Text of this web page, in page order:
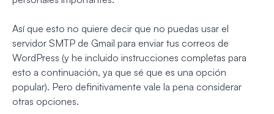
Así que esto no quiere decir que no puedas usar el
servidor SMTP de Gmail para enviar tus correos de
WordPress (y he incluido instrucciones completas para
esto a continuación, ya que sé que es una opción
popular). Pero definitivamente vale la pena considerar
otras opciones.